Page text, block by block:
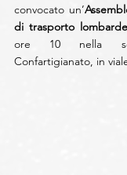
convocato un’
di trasporto lombarde
ore 10 nella
Confartigianato, in